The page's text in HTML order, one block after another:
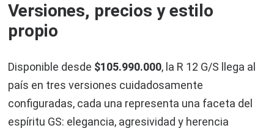
Versiones, precios y estilo
propio
Disponible desde $105.990.000, la R 12 G/S llega al
país en tres versiones cuidadosamente
configuradas, cada una representa una faceta del
espíritu GS: elegancia, agresividad y herencia